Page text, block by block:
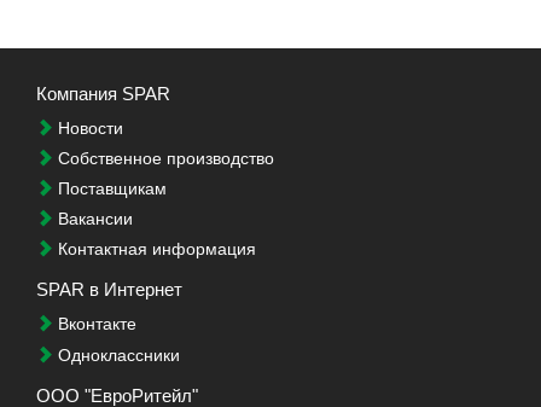
Компания SPAR
Новости
Собственное производство
Поставщикам
Вакансии
Контактная информация
SPAR в Интернет
Вконтакте
Одноклассники
ООО "ЕвроРитейл"